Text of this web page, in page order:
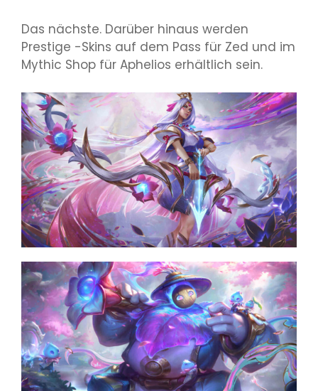
Das nächste. Darüber hinaus werden
Prestige -Skins auf dem Pass für Zed und im
Mythic Shop für Aphelios erhältlich sein.